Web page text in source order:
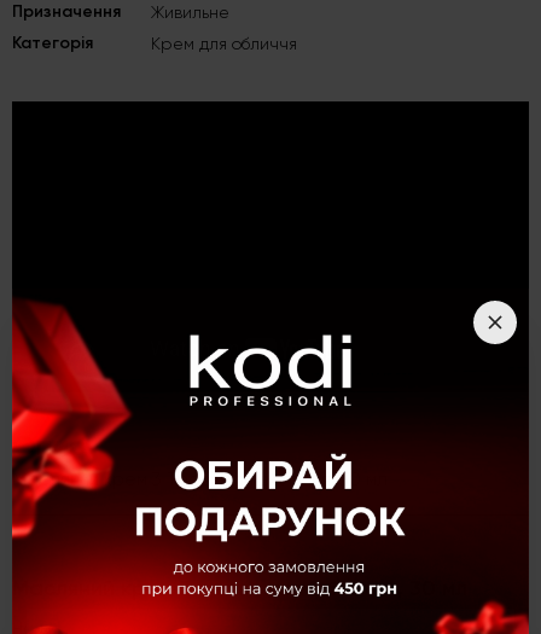
Призначення Живильне
Категорія Крем для обличчя
Опис
Масляний крем 3 Трави для обличчя, 30 мл
Масляний крем 3 трави для обличчя, 30 мл
Натуральний масляний крем 3 трави, створений відомим